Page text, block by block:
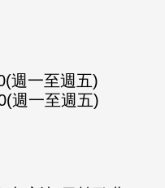
週一至週五)
週一至週五)